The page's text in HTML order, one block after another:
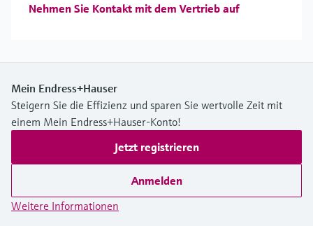
Nehmen Sie Kontakt mit dem Vertrieb auf
Mein Endress+Hauser
Steigern Sie die Effizienz und sparen Sie wertvolle Zeit mit
einem Mein Endress+Hauser-Konto!
Jetzt registrieren
Anmelden
Weitere Informationen